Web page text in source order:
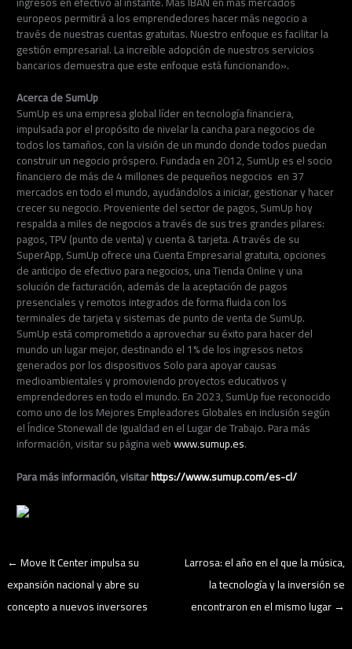
europeos permitirá a los emprendedores hacer más negocio a
través de nuestras cuentas gratuitas. Nuestro enfoque es facilitar la
gestión empresarial. La increíble adopción de nuestros servicios
bancarios demuestra que este enfoque está funcionando».
Acerca de SumUp
SumUp es una empresa global líder en tecnología financiera,
impulsada por el propósito de nivelar la cancha para negocios de
todos los tamaños, con la visión de un mundo donde todos puedan
construir un negocio próspero. Fundada en 2012, SumUp es el socio
financiero de más de 4 millones de pequeños negocios en 37
mercados en todo el mundo, ayudándolos a iniciar, gestionar y hacer
crecer su negocio. Proveniente del sector de pagos, SumUp hoy
respalda a miles de negocios a través de sus tres grandes pilares:
pagos, TPV (punto de venta) y cuenta & tarjeta. A través de su
SuperApp, SumUp ofrece una Cuenta Empresarial gratuita, opciones
de anticipo de efectivo para negocios, una Tienda Online y una
solución de facturación, además de la aceptación de pagos
presenciales y remotos integrados de forma fluida con los
terminales de tarjeta y sistemas de punto de venta de SumUp.
SumUp está comprometido a aprovechar su éxito para hacer del
mundo un lugar mejor, destinando el 1% de los ingresos netos
generados por los dispositivos Solo para apoyar causas
medioambientales y promoviendo proyectos educativos y
emprendedores en todo el mundo. En 2023, SumUp fue reconocido
como uno de los Mejores Empleadores Globales en inclusión según
el Índice Stonewall de Igualdad en el Lugar de Trabajo. Para más
información, visitar su página webwww.sumup.es.
Para más información, visitarhttps://www.sumup.com/es-cl/
←Move It Center impulsa su
expansión nacional y abre su
concepto a nuevos inversores
Larrosa: el año en el que la música,
la tecnología y la inversión se
encontraron en el mismo lugar→